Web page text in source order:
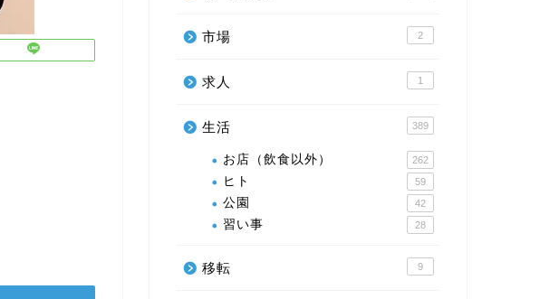
市場 2
求人 1
生活 389
お店（飲食以外） 262
ヒト 59
公園 42
習い事 28
移転 9